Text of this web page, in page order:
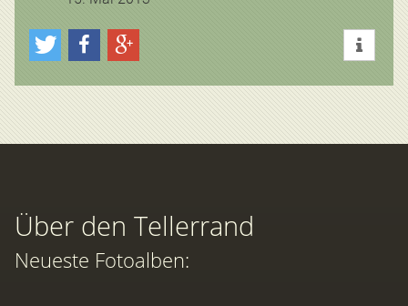
Über den Tellerrand
Neueste Fotoalben: